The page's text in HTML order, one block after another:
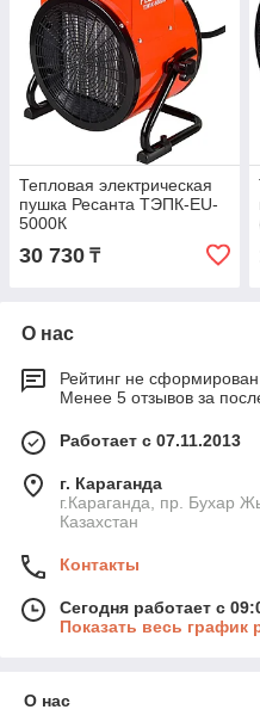
Тепловая электрическая
пушка Ресанта ТЭПК-EU-
5000К
30 730 ₸
О нас
Рейтинг не сформирован
Менее 5 отзывов за
Работает с 07.11.2013
г. Караганда
г.Караганда, пр. Бухар
Казахстан
Контакты
Сегодня работает с
Показать весь график
О нас